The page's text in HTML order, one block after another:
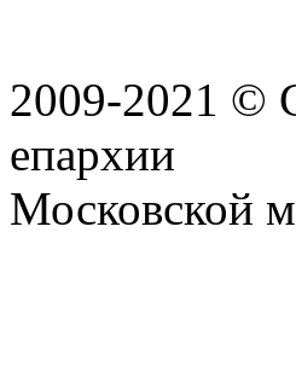
2009-2021 ©
епархии
Московской